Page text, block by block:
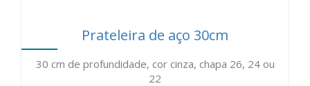
Prateleira de aço 30cm
30 cm de profundidade, cor cinza, chapa 26, 24 ou
22